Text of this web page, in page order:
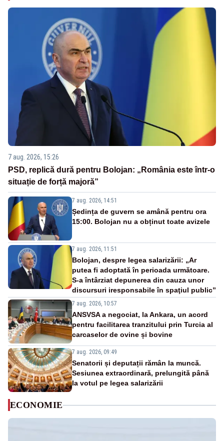
7 aug. 2026, 15:26
PSD, replică dură pentru Bolojan: „România este într-o
situație de forță majoră”
7 aug. 2026, 14:51
Ședința de guvern se amână pentru ora
15:00. Bolojan nu a obținut toate avizele
7 aug. 2026, 11:51
Bolojan, despre legea salarizării: „Ar
putea fi adoptată în perioada următoare.
S-a întârziat depunerea din cauza unor
discursuri iresponsabile în spaţiul public”
7 aug. 2026, 10:57
ANSVSA a negociat, la Ankara, un acord
pentru facilitarea tranzitului prin Turcia al
carcaselor de ovine și bovine
7 aug. 2026, 09:49
Senatorii și deputații rămân la muncă.
Sesiunea extraordinară, prelungită până
la votul pe legea salarizării
ECONOMIE